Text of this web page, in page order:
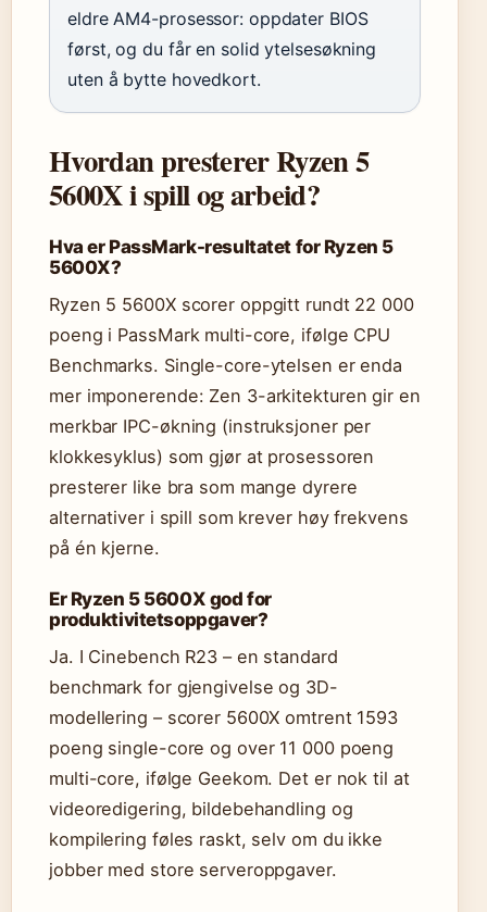
eldre AM4-prosessor: oppdater BIOS
først, og du får en solid ytelsesøkning
uten å bytte hovedkort.
Hvordan presterer Ryzen 5
5600X i spill og arbeid?
Hva er PassMark-resultatet for Ryzen 5
5600X?
Ryzen 5 5600X scorer oppgitt rundt 22 000
poeng i PassMark multi-core, ifølge CPU
Benchmarks. Single-core-ytelsen er enda
mer imponerende: Zen 3-arkitekturen gir en
merkbar IPC-økning (instruksjoner per
klokkesyklus) som gjør at prosessoren
presterer like bra som mange dyrere
alternativer i spill som krever høy frekvens
på én kjerne.
Er Ryzen 5 5600X god for
produktivitetsoppgaver?
Ja. I Cinebench R23 – en standard
benchmark for gjengivelse og 3D-
modellering – scorer 5600X omtrent 1593
poeng single-core og over 11 000 poeng
multi-core, ifølge Geekom. Det er nok til at
videoredigering, bildebehandling og
kompilering føles raskt, selv om du ikke
jobber med store serveroppgaver.